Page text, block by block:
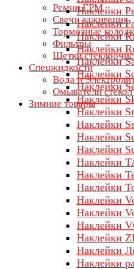
Ремни ГРМ
Свечи зажигания
Тормозные
Фильтры
Щетки
Спецжидкости
Вода и
Омыватели
Зимние товары
Наклейки
Наклейки
Наклейки
Наклейки
Наклейки
Наклейки
Наклейки
Наклейки
Наклейки
Наклейки
Наклейки
Наклейки
Наклейки
Наклейки
Наклейки
Наклейки
Наклейки
Наклейки
Наклейки
Наклейки
Наклейки